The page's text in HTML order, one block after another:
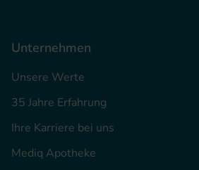
Unternehmen
Unsere Werte
35 Jahre Erfahrung
Ihre Karriere bei uns
Mediq Apotheke